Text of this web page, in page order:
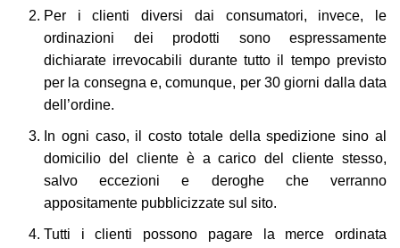
Per i clienti diversi dai consumatori, invece, le
ordinazioni dei prodotti sono espressamente
dichiarate irrevocabili durante tutto il tempo previsto
per la consegna e, comunque, per 30 giorni dalla data
dell’ordine.
In ogni caso, il costo totale della spedizione sino al
domicilio del cliente è a carico del cliente stesso,
salvo eccezioni e deroghe che verranno
appositamente pubblicizzate sul sito.
Tutti i clienti possono pagare la merce ordinata